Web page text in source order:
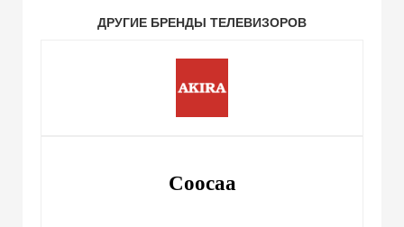
ДРУГИЕ БРЕНДЫ ТЕЛЕВИЗОРОВ
Coocaa